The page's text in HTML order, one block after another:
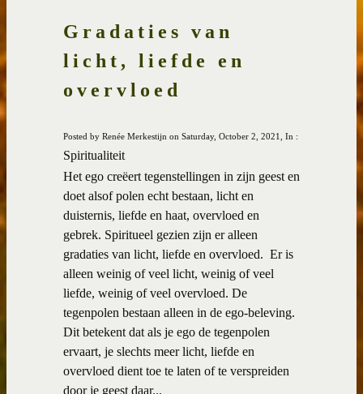
Gradaties van
licht, liefde en
overvloed
Posted by Renée Merkestijn on Saturday, October 2, 2021, In :
Spiritualiteit
Het ego creëert tegenstellingen in zijn geest en
doet alsof polen echt bestaan, licht en
duisternis, liefde en haat, overvloed en
gebrek. Spiritueel gezien zijn er alleen
gradaties van licht, liefde en overvloed. Er is
alleen weinig of veel licht, weinig of veel
liefde, weinig of veel overvloed. De
tegenpolen bestaan alleen in de ego-beleving.
Dit betekent dat als je ego de tegenpolen
ervaart, je slechts meer licht, liefde en
overvloed dient toe te laten of te verspreiden
door je geest daar...